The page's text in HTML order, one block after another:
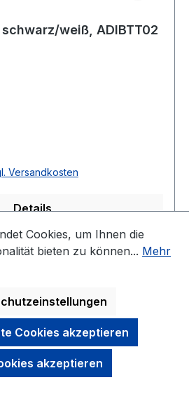
weiß, ADIBTT02
Versandkosten
Details
Cookies, um Ihnen die
bieten zu können... Mehr
Cookies akzeptieren
akzeptieren